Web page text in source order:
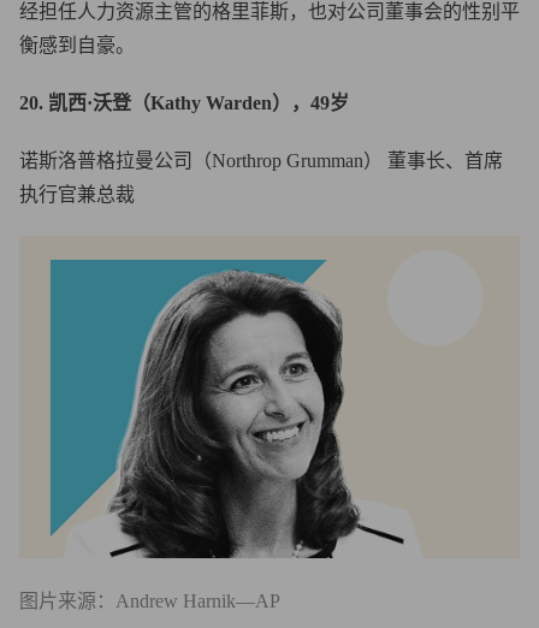
经担任人力资源主管的格里菲斯，也对公司董事会的性别平
衡感到自豪。
20. 凯西·沃登（Kathy Warden），49岁
诺斯洛普格拉曼公司（Northrop Grumman） 董事长、首席
执行官兼总裁
图片来源：Andrew Harnik—AP